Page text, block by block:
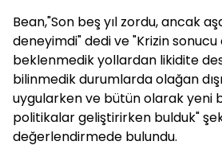
Bean,"Son beş yıl zordu, ancak
deneyimdi" dedi ve "Krizin
beklenmedik yollardan likidite
bilinmedik durumlarda olağan
uygularken ve bütün olarak yeni
politikalar geliştirirken bulduk"
değerlendirmede bulundu.